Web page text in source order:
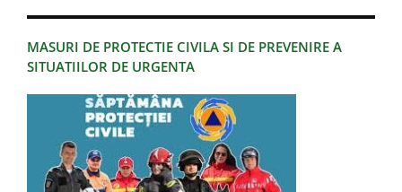
MASURI DE PROTECTIE CIVILA SI DE PREVENIRE A
SITUATIILOR DE URGENTA